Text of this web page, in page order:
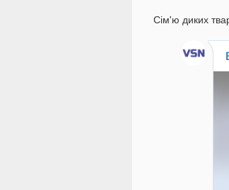
Сім'ю диких